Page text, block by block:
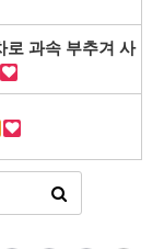
로 과속 부추겨 사